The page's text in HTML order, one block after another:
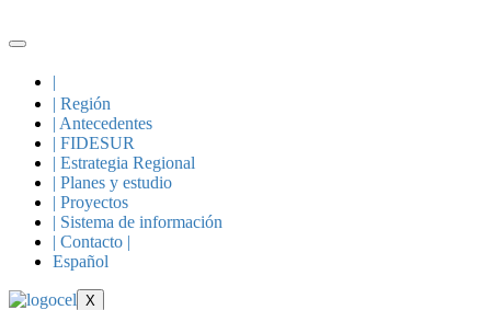
|
| Región
| Antecedentes
| FIDESUR
| Estrategia Regional
| Planes y estudio
| Proyectos
| Sistema de información
| Contacto |
Español
X